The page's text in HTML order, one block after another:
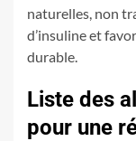
naturelles, non
d’insuline et
durable.
Liste des
pour une